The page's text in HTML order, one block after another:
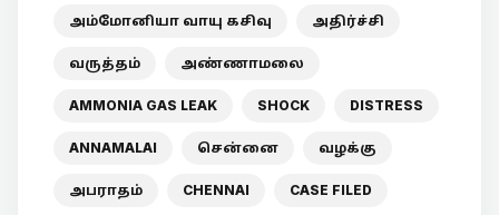
அம்மோனியா வாயு கசிவு அதிர்ச்சி
வருத்தம் அண்ணாமலை
AMMONIA GAS LEAK SHOCK DISTRESS
ANNAMALAI சென்னை வழக்கு
அபராதம் CHENNAI CASE FILED